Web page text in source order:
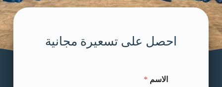
احصل على تسعيرة مجانية
الاسم *
* رقم الهاتف